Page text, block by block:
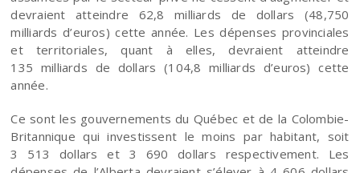
devraient atteindre 62,8 milliards de dollars (48,750
milliards d’euros) cette année. Les dépenses provinciales
et territoriales, quant à elles, devraient atteindre
135 milliards de dollars (104,8 milliards d’euros) cette
année.
Ce sont les gouvernements du Québec et de la Colombie-
Britannique qui investissent le moins par habitant, soit
3 513 dollars et 3 690 dollars respectivement. Les